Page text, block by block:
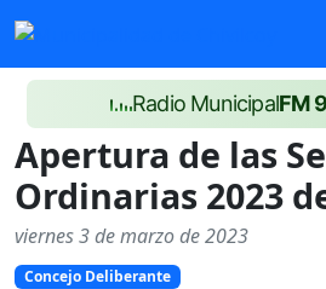
Radio MunicipalFM
Apertura de las
Ordinarias 2023
viernes 3 de marzo de 2023
Concejo Deliberante